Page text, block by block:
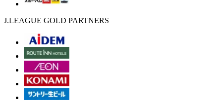
J.LEAGUE GOLD PARTNERS